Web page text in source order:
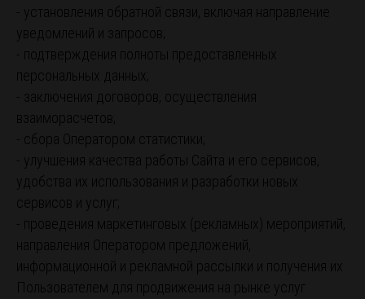
- установления обратной связи, включая направление
уведомлений и запросов;
- подтверждения полноты предоставленных
персональных данных;
- заключения договоров, осуществления
взаиморасчетов;
- сбора Оператором статистики;
- улучшения качества работы Сайта и его сервисов,
удобства их использования и разработки новых
сервисов и услуг;
- проведения маркетинговых (рекламных) мероприятий,
направления Оператором предложений,
информационной и рекламной рассылки и получения их
Пользователем для продвижения на рынке услуг